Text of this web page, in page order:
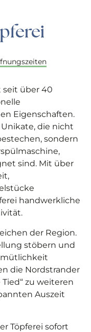
seit über 40
Eigenschaften.
die nicht
sondern
sind. Mit über
handwerkliche
der Region.
stöbern und
die Nordstrander
zu weiteren
Auszeit
Töpferei sofort